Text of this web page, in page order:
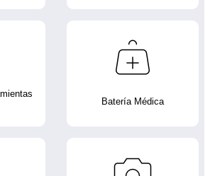
Batería Médica